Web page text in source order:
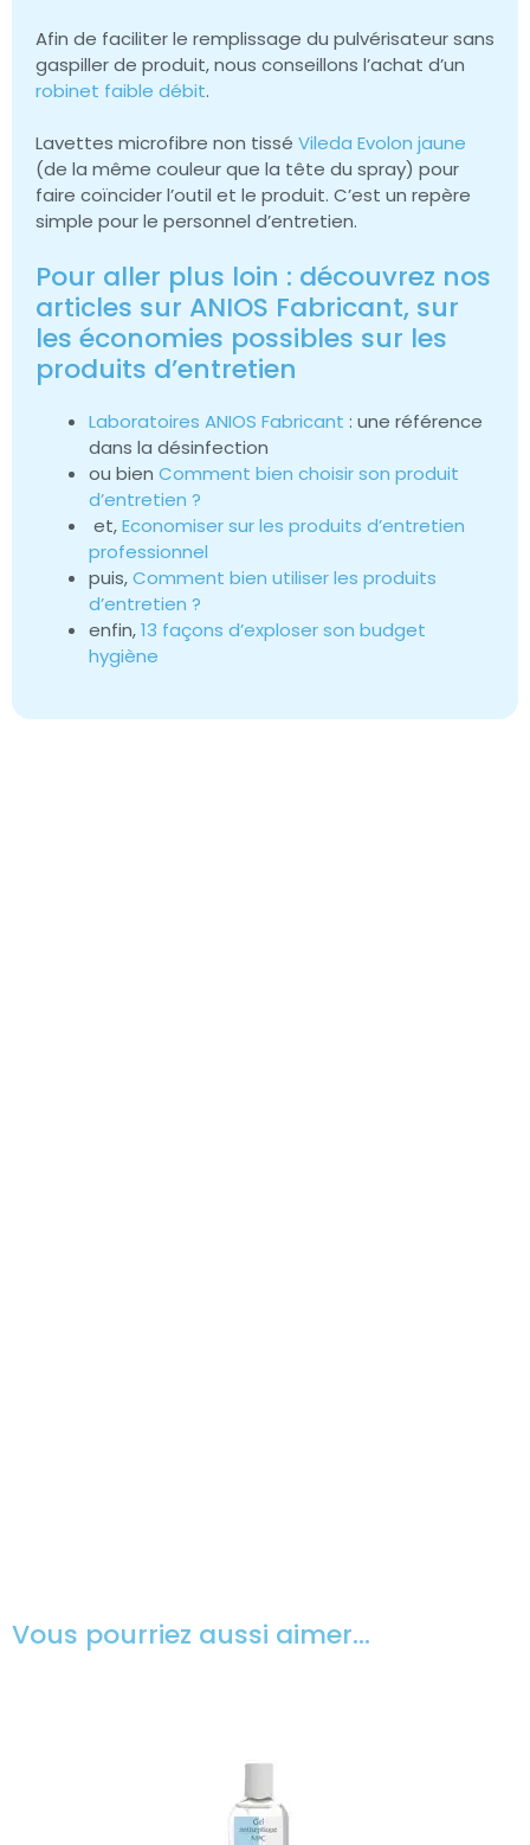
Afin de faciliter le remplissage du pulvérisateur sans
gaspiller de produit, nous conseillons l’achat d’un
robinet faible débit.
Lavettes microfibre non tissé Vileda Evolon jaune
(de la même couleur que la tête du spray) pour
faire coïncider l’outil et le produit. C’est un repère
simple pour le personnel d’entretien.
Pour aller plus loin : découvrez nos
articles sur ANIOS Fabricant, sur
les économies possibles sur les
produits d’entretien
Laboratoires ANIOS Fabricant : une référence
dans la désinfection
ou bien Comment bien choisir son produit
d’entretien ?
et,Economiser sur les produits d’entretien
professionnel
puis,Comment bien utiliser les produits
d’entretien ?
enfin,13 façons d’exploser son budget
hygiène
Vous pourriez aussi aimer…